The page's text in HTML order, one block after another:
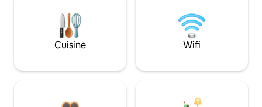
Cuisine Wifi